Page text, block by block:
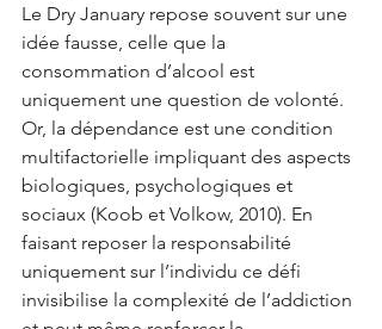
Le Dry January repose souvent sur une
idée fausse, celle que la
consommation d’alcool est
uniquement une question de volonté.
Or, la dépendance est une condition
multifactorielle impliquant des aspects
biologiques, psychologiques et
sociaux (Koob et Volkow, 2010). En
faisant reposer la responsabilité
uniquement sur l’individu ce défi
invisibilise la complexité de l’addiction